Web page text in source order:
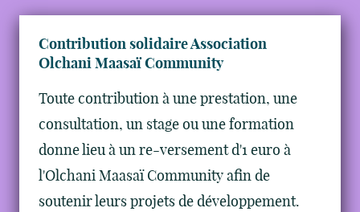
Contribution solidaire Association
Olchani Maasaï Community
Toute contribution à une prestation, une
consultation, un stage ou une formation
donne lieu à un re-versement d'1 euro à
l'Olchani Maasaï Community afin de
soutenir leurs projets de développement.